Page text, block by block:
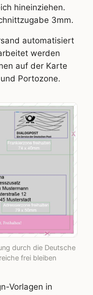
hineinziehen.
3mm.
automatisiert
werden
auf der Karte
Portozone.
durch die Deutsche
frei bleiben
Vorlagen in